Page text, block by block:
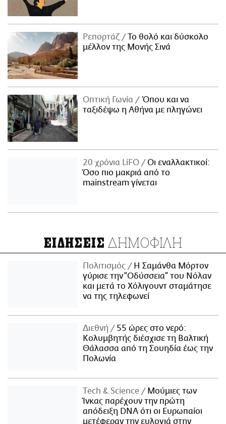
Ρεπορτάζ
Το θολό και δύσκολο
μέλλον της Μονής Σινά
Οπτική Γωνία
Όπου και να
ταξιδέψω η Αθήνα με πληγώνει
20 χρόνια LiFO
Οι εναλλακτικοί:
Όσο πιο μακριά από το
mainstream γίνεται
ΕΙΔΗΣΕΙΣ ΔΗΜΟΦΙΛΗ
Πολιτισμός
Η Σαμάνθα Μόρτον
γύρισε την “Οδύσσεια” του Νόλαν
και μετά το Χόλιγουντ σταμάτησε
να της τηλεφωνεί
Διεθνή
55 ώρες στο νερό:
Κολυμβητής διέσχισε τη Βαλτική
Θάλασσα από τη Σουηδία έως την
Πολωνία
Τech & Science
Μούμιες των
Ίνκας παρέχουν την πρώτη
απόδειξη DNA ότι οι Ευρωπαίοι
μετέφεραν την ευλογιά στην